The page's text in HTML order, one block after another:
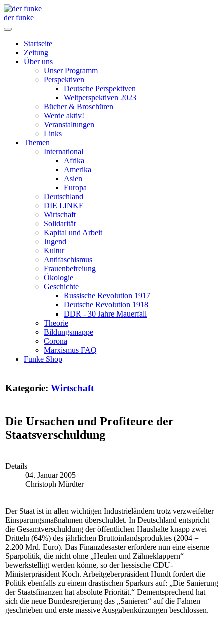
der funke
Startseite
Zeitung
Über uns
Unser Programm
Perspektiven
Deutsche Perspektiven
Weltperspektiven 2023
Bücher & Broschüren
Werde aktiv!
Veranstaltungen
Links
Themen
International
Afrika
Amerika
Asien
Europa
Deutschland
DIE LINKE
Wirtschaft
Solidarität
Kapital und Arbeit
Jugend
Kultur
Antifaschismus
Frauenbefreiung
Ökologie
Geschichte
Russische Revolution 1917
Deutsche Revolution 1918
DDR - 30 Jahre Mauerfall
Theorie
Bildungsmappe
Corona
Marxismus FAQ
Funke Shop
Kategorie: Wirtschaft
Die Ursachen und Profiteure der
Staatsverschuldung
Details
04. Januar 2005
Christoph Mürdter
Der Staat ist in allen wichtigen Industrieländern trotz verzweifelter
Einsparungsmaßnahmen überschuldet. In Deutschland entspricht
die Gesamtverschuldung der öffentlichen Haushalte knapp zwei
Dritteln (64%) des jährlichen Bruttoinlandsproduktes (2004 =
2.200 Mrd. Euro). Das Finanzdesaster erfordere nun eine eiserne
Sparpolitik, die nicht ohne „Heulen und Zähneklappern“
bewerkstelligt werden könne, so der hessische CDU-
Ministerpräsident Koch. Arbeitgeberpräsident Hundt fordert die
Politik ebenfalls zu einem drastischen Sparkurs auf: „Die Sanierung
der Staatsfinanzen hat absolute Priorität.“ Dementsprechend hat
sich die neue Bundesregierung das „Sanieren“ auf die Fahnen
geschrieben und erste massive Ausgabenkürzungen beschlossen.